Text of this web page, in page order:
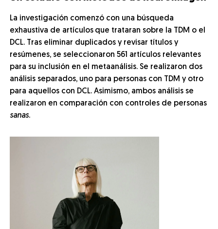
La investigación comenzó con una búsqueda
exhaustiva de artículos que trataran sobre la TDM o el
DCL. Tras eliminar duplicados y revisar títulos y
resúmenes, se seleccionaron 561 artículos relevantes
para su inclusión en el metaanálisis. Se realizaron dos
análisis separados, uno para personas con TDM y otro
para aquellos con DCL. Asimismo, ambos análisis se
realizaron en comparación con controles de personas
sanas.